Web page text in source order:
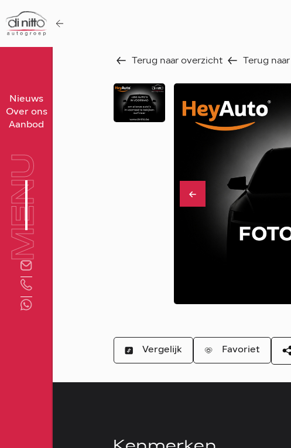
Nieuws
Over ons
Aanbod
MENU
Home
Nieuws
Terug naar overzicht Terug
Vergelijk Favoriet